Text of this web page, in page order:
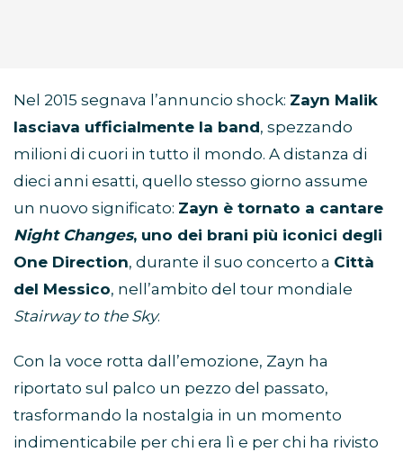
Nel 2015 segnava l’annuncio shock: Zayn Malik
lasciava ufficialmente la band, spezzando
milioni di cuori in tutto il mondo. A distanza di
dieci anni esatti, quello stesso giorno assume
un nuovo significato: Zayn è tornato a cantare
Night Changes, uno dei brani più iconici degli
One Direction, durante il suo concerto a Città
del Messico, nell’ambito del tour mondiale
Stairway to the Sky.
Con la voce rotta dall’emozione, Zayn ha
riportato sul palco un pezzo del passato,
trasformando la nostalgia in un momento
indimenticabile per chi era lì e per chi ha rivisto